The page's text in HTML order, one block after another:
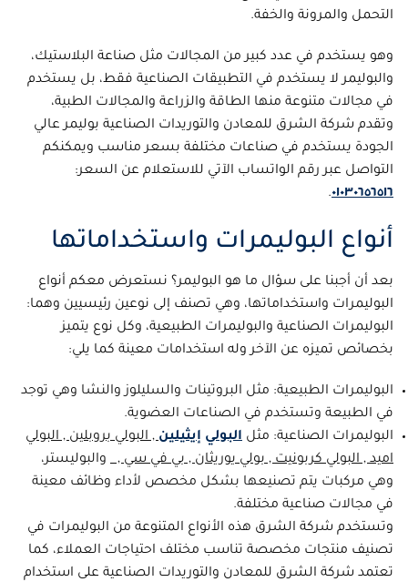
التحمل والمرونة والخفة.
وهو يستخدم في عدد كبير من المجالات مثل صناعة البلاستيك،
والبوليمر لا يستخدم في التطبيقات الصناعية فقط، بل يستخدم
في مجالات متنوعة منها الطاقة والزراعة والمجالات الطبية،
وتقدم شركة الشرق للمعادن والتوريدات الصناعية بوليمر عالي
الجودة يستخدم في صناعات مختلفة بسعر مناسب ويمكنكم
التواصل عبر رقم الواتساب الآتي للاستعلام عن السعر:
٠١٠٣٠٦٥٦٥١٦.
أنواع البوليمرات واستخداماتها
بعد أن أجبنا على سؤال ما هو البوليمر؟ نستعرض معكم أنواع
البوليمرات واستخداماتها، وهي تصنف إلى نوعين رئيسيين وهما:
البوليمرات الصناعية والبوليمرات الطبيعية، وكل نوع يتميز
بخصائص تميزه عن الآخر وله استخدامات معينة كما يلي:
البوليمرات الطبيعية: مثل البروتينات والسليلوز والنشا وهي توجد
في الطبيعة وتستخدم في الصناعات العضوية.
البوليمرات الصناعية: مثل البولي إيثيلين, البولي بروبلين , البولي
اميد , البولي كربونيت , بولي يوريثان , بي في سي , والبوليستر،
وهي مركبات يتم تصنيعها بشكل مخصص لأداء وظائف معينة
في مجالات صناعية مختلفة.
وتستخدم شركة الشرق هذه الأنواع المتنوعة من البوليمرات في
تصنيف منتجات مخصصة تناسب مختلف احتياجات العملاء، كما
تعتمد شركة الشرق للمعادن والتوريدات الصناعية على استخدام